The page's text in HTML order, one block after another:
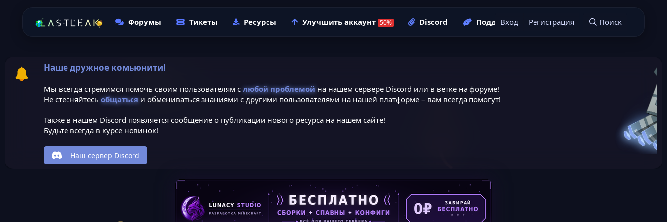
Форумы Тикеты Ресурсы Улучшить аккаунт Discord Поддержать нас Подать заявку
Вход Регистрация Поиск
Наше дружное комьюнити!
Мы всегда стремимся помочь своим пользователям с любой проблемойна нашем сервере Discord или в ветке на форуме!
Не стесняйтесь общатьсяи обмениваться знаниями с другими пользователями на нашей платформе – вам всегда помогут!
Также в нашем Discord появляется сообщение о публикации нового ресурса на нашем сайте!
Будьте всегда в курсе новинок!
Наш сервер Discord